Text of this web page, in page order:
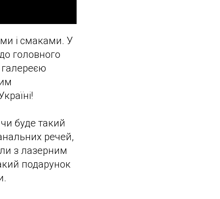
і смаками. У
головного
буде такий
речей,
з лазерним
подарунок